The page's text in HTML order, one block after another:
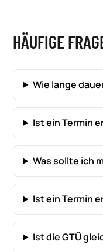
HÄUFIGE
Wie lange
Ist ein Termin
Was sollte ich
Ist ein Termin
Ist die GTÜ